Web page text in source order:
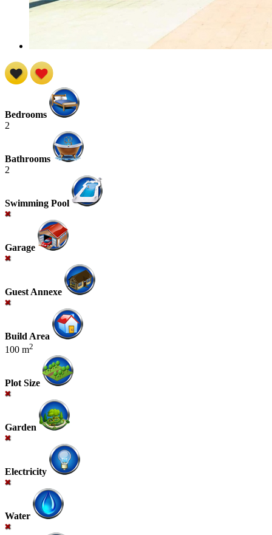
Bedrooms
2
Bathrooms
2
Swimming Pool
Garage
Guest Annexe
Build Area
100 m2
Plot Size
Garden
Electricity
Water